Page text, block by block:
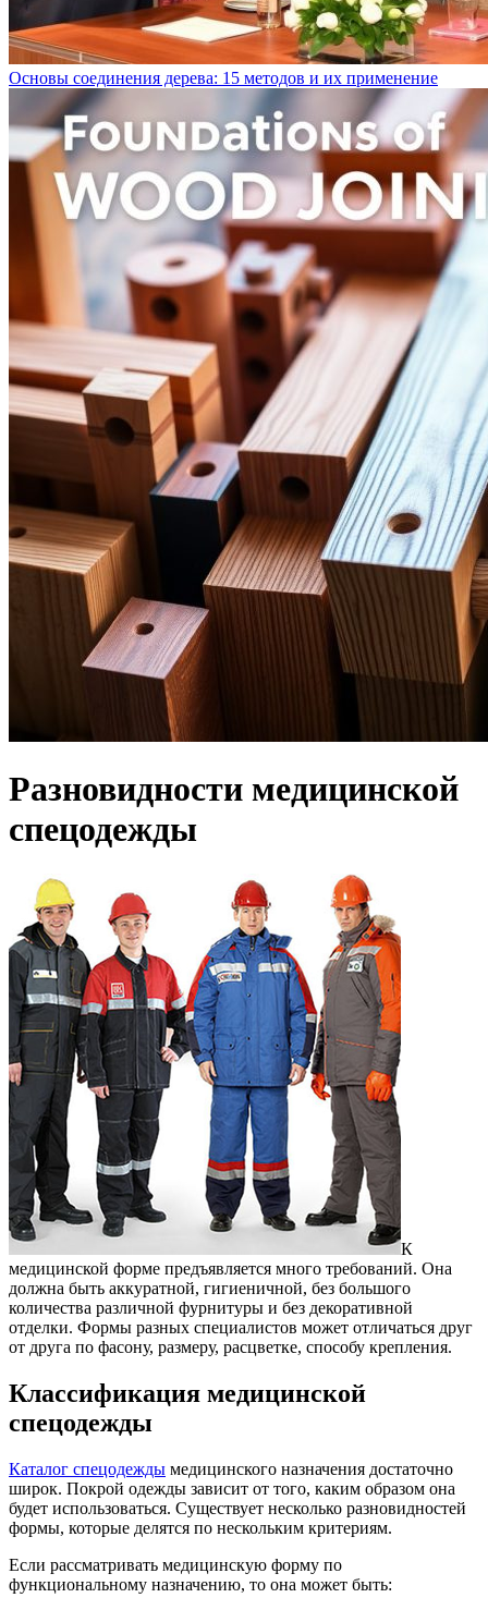
Основы соединения дерева: 15 методов и их применение
Разновидности медицинской
спецодежды
К
медицинской форме предъявляется много требований. Она
должна быть аккуратной, гигиеничной, без большого
количества различной фурнитуры и без декоративной
отделки. Формы разных специалистов может отличаться друг
от друга по фасону, размеру, расцветке, способу крепления.
Классификация медицинской
спецодежды
Каталог спецодежды медицинского назначения достаточно
широк. Покрой одежды зависит от того, каким образом она
будет использоваться. Существует несколько разновидностей
формы, которые делятся по нескольким критериям.
Если рассматривать медицинскую форму по
функциональному назначению, то она может быть: